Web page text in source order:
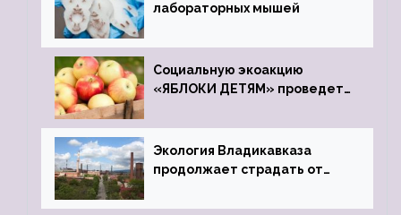
лабораторных мышей
Социальную экоакцию
«ЯБЛОКИ ДЕТЯМ» проведет
Экология Владикавказа
продолжает страдать от